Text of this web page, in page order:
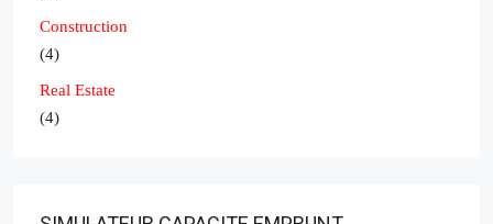
Construction
(4)
Real Estate
(4)